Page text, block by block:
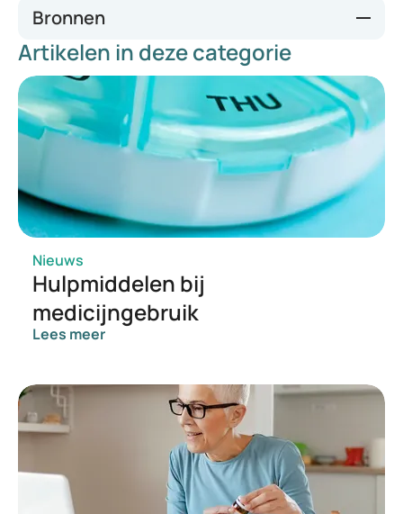
Bronnen
Lareb
Schildklier.nl
Apotheek.nl
Artikelen in deze categorie
Nieuws
Hulpmiddelen bij
medicijngebruik
Lees meer